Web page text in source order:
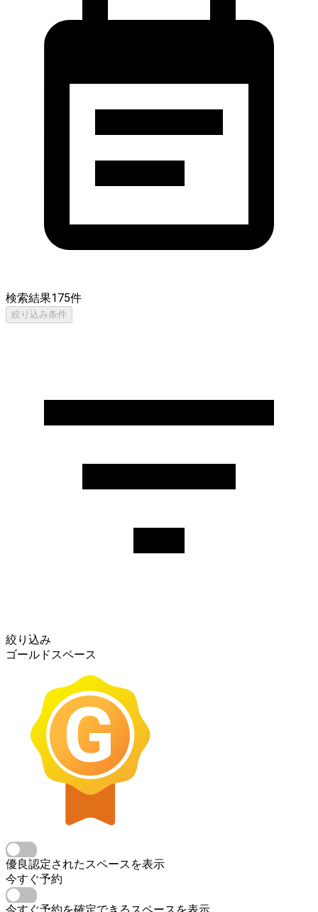
検索結果175件
絞り込み条件
絞り込み
ゴールドスペース
優良認定されたスペースを表示
今すぐ予約